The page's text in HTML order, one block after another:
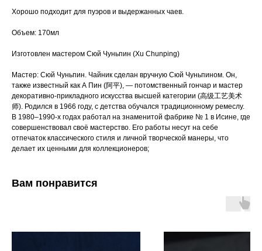
Хорошо подходит для пуэров и выдержанных чаев.
Объем: 170мл
Изготовлен мастером Сюй Чуньпин (Xu Chunping)
Мастер: Сюй Чуньпин. Чайник сделан вручную Сюй Чуньпином. Он,
также известный как А Пин (阿平), — потомственный гончар и мастер
декоративно-прикладного искусства высшей категории (高级工艺美术
师). Родился в 1966 году, с детства обучался традиционному ремеслу.
В 1980–1990-х годах работал на знаменитой фабрике № 1 в Исине, где
совершенствовал своё мастерство. Его работы несут на себе
отпечаток классического стиля и личной творческой манеры, что
делает их ценными для коллекционеров;
Вам понравится